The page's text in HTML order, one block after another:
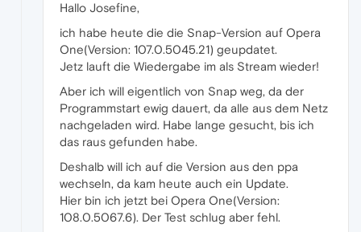
Hallo Josefine,
ich habe heute die die Snap-Version auf Opera
One(Version: 107.0.5045.21) geupdatet.
Jetz lauft die Wiedergabe im als Stream wieder!
Aber ich will eigentlich von Snap weg, da der
Programmstart ewig dauert, da alle aus dem Netz
nachgeladen wird. Habe lange gesucht, bis ich
das raus gefunden habe.
Deshalb will ich auf die Version aus den ppa
wechseln, da kam heute auch ein Update.
Hier bin ich jetzt bei Opera One(Version:
108.0.5067.6). Der Test schlug aber fehl.